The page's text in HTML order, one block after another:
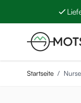
Startseite /